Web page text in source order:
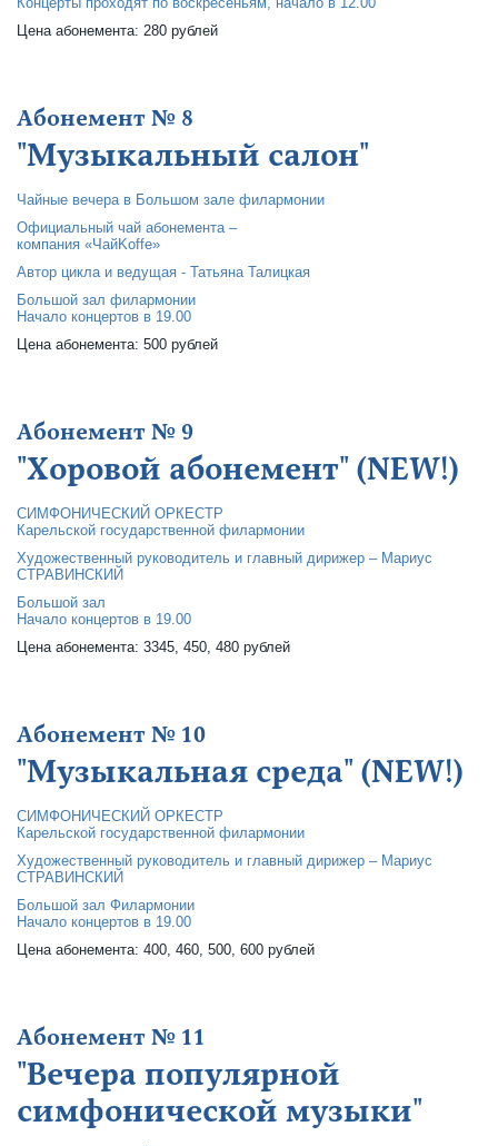
Цена абонемента: 280 рублей
Абонемент № 8
"Музыкальный салон"
Чайные вечера в Большом зале филармонии
Официальный чай абонемента –
компания «ЧайKoffе»
Автор цикла и ведущая - Татьяна Талицкая
Большой зал филармонии
Начало концертов в 19.00
Цена абонемента: 500 рублей
Абонемент № 9
"Хоровой абонемент" (NEW!)
СИМФОНИЧЕСКИЙ ОРКЕСТР
Карельской государственной филармонии
Художественный руководитель и главный дирижер – Мариус
СТРАВИНСКИЙ
Большой зал
Начало концертов в 19.00
Цена абонемента: 3345, 450, 480 рублей
Абонемент № 10
"Музыкальная среда" (NEW!)
СИМФОНИЧЕСКИЙ ОРКЕСТР
Карельской государственной филармонии
Художественный руководитель и главный дирижер – Мариус
СТРАВИНСКИЙ
Большой зал Филармонии
Начало концертов в 19.00
Цена абонемента: 400, 460, 500, 600 рублей
Абонемент № 11
"Вечера популярной
симфонической музыки"